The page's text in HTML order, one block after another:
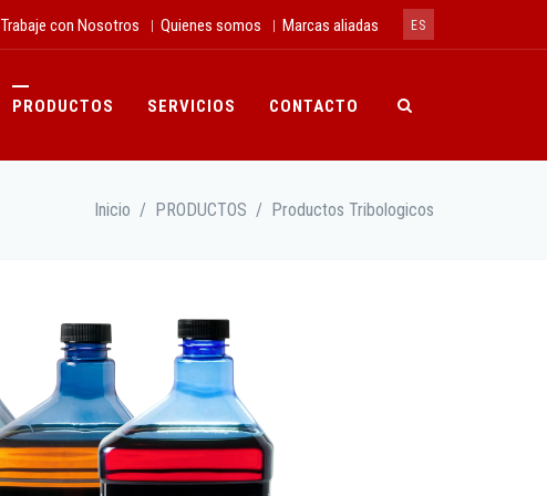
Trabaje con Nosotros | Quienes somos | Marcas aliadas ES
PRODUCTOS SERVICIOS CONTACTO
Inicio / PRODUCTOS / Productos Tribologicos